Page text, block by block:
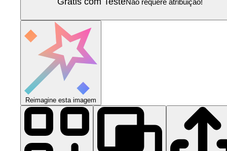
Não requere atribuição!
Reimagine esta imagem